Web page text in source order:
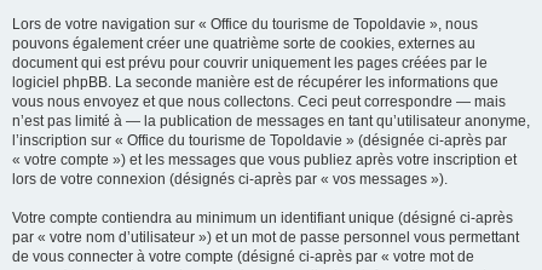
Lors de votre navigation sur « Office du tourisme de Topoldavie », nous
pouvons également créer une quatrième sorte de cookies, externes au
document qui est prévu pour couvrir uniquement les pages créées par le
logiciel phpBB. La seconde manière est de récupérer les informations que
vous nous envoyez et que nous collectons. Ceci peut correspondre — mais
n’est pas limité à — la publication de messages en tant qu’utilisateur anonyme,
l’inscription sur « Office du tourisme de Topoldavie » (désignée ci-après par
« votre compte ») et les messages que vous publiez après votre inscription et
lors de votre connexion (désignés ci-après par « vos messages »).
Votre compte contiendra au minimum un identifiant unique (désigné ci-après
par « votre nom d’utilisateur ») et un mot de passe personnel vous permettant
de vous connecter à votre compte (désigné ci-après par « votre mot de